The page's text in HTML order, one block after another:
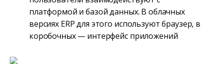
платформой и базой данных. В облачных
версиях ERP для этого используют браузер, в
коробочных — интерфейс приложений